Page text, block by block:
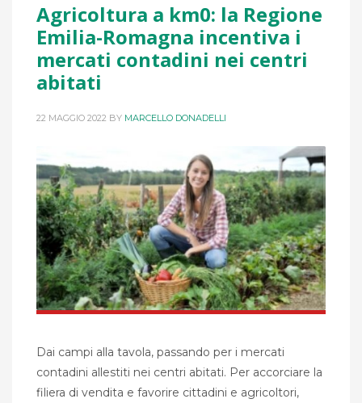
Agricoltura a km0: la Regione
Emilia-Romagna incentiva i
mercati contadini nei centri
abitati
22 MAGGIO 2022 BY MARCELLO DONADELLI
Dai campi alla tavola, passando per i mercati
contadini allestiti nei centri abitati. Per accorciare la
filiera di vendita e favorire cittadini e agricoltori,